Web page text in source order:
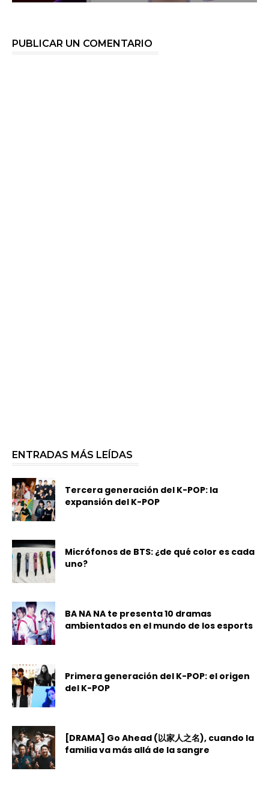
PUBLICAR UN COMENTARIO
ENTRADAS MÁS LEÍDAS
Tercera generación del K-POP: la
expansión del K-POP
Micrófonos de BTS: ¿de qué color es cada
uno?
BA NA NA te presenta 10 dramas
ambientados en el mundo de los esports
Primera generación del K-POP: el origen
del K-POP
[DRAMA] Go Ahead (以家人之名), cuando la
familia va más allá de la sangre